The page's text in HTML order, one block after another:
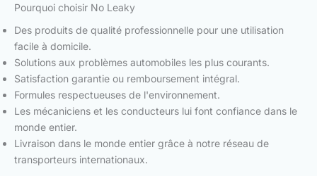
Pourquoi choisir No Leaky
Des produits de qualité professionnelle pour une utilisation
facile à domicile.
Solutions aux problèmes automobiles les plus courants.
Satisfaction garantie ou remboursement intégral.
Formules respectueuses de l'environnement.
Les mécaniciens et les conducteurs lui font confiance dans le
monde entier.
Livraison dans le monde entier grâce à notre réseau de
transporteurs internationaux.